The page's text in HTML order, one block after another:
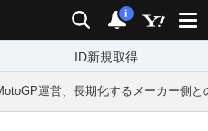
検索 通知
i
ID新規取得
運営、長期化するメーカー側